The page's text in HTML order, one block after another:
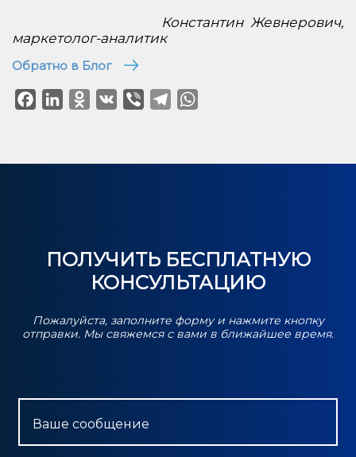
Константин Жевнерович,
маркетолог-аналитик
Обратно в Блог
FacebookLinkedInOdnoklassniki
VK Viber Telegram
ПОЛУЧИТЬ БЕСПЛАТНУЮ
КОНСУЛЬТАЦИЮ
Пожалуйста, заполните форму и нажмите кнопку
отправки. Мы свяжемся с вами в ближайшее время.
Ваше сообщение